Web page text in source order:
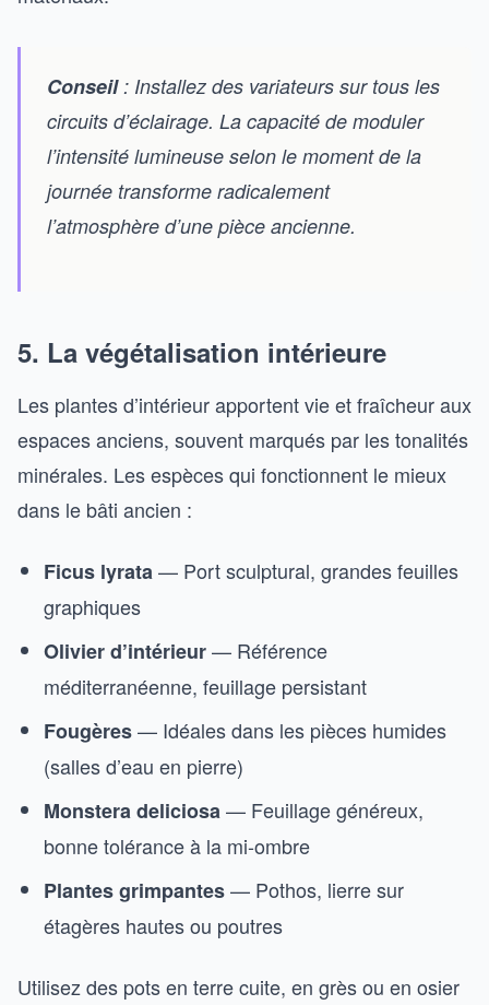
Conseil: Installez des variateurs sur tous les
circuits d’éclairage. La capacité de moduler
l’intensité lumineuse selon le moment de la
journée transforme radicalement
l’atmosphère d’une pièce ancienne.
5. La végétalisation intérieure
Les plantes d’intérieur apportent vie et fraîcheur aux
espaces anciens, souvent marqués par les tonalités
minérales. Les espèces qui fonctionnent le mieux
dans le bâti ancien :
Ficus lyrata— Port sculptural, grandes feuilles
graphiques
Olivier d’intérieur— Référence
méditerranéenne, feuillage persistant
Fougères— Idéales dans les pièces humides
(salles d’eau en pierre)
Monstera deliciosa— Feuillage généreux,
bonne tolérance à la mi-ombre
Plantes grimpantes— Pothos, lierre sur
étagères hautes ou poutres
Utilisez des pots en terre cuite, en grès ou en osier